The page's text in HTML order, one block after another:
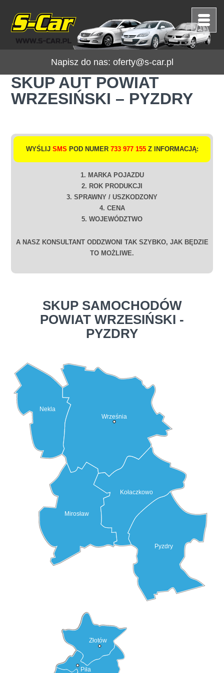
Napisz do nas: oferty@s-car.pl
SKUP AUT POWIAT
WRZESIŃSKI – PYZDRY
WYŚLIJ SMS POD NUMER 733 977 155Z INFORMACJĄ:
1. MARKA POJAZDU
2. ROK PRODUKCJI
3. SPRAWNY / USZKODZONY
4. CENA
5. WOJEWÓDZTWO
A NASZ KONSULTANT ODDZWONI TAK SZYBKO, JAK BĘDZIE
TO MOŻLIWE.
SKUP SAMOCHODÓW
POWIAT WRZESIŃSKI -
PYZDRY
Nekla
Mirosław
Pyzdry
Kołaczkowo
Września
Piła
Złotów